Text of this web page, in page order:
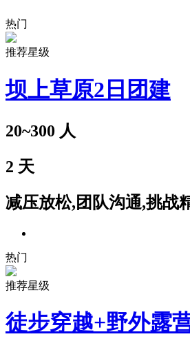
热门
推荐星级
坝上草原2日团建
20~300 人
2 天
减压放松,团队沟通,挑战
热门
推荐星级
徒步穿越+野外露